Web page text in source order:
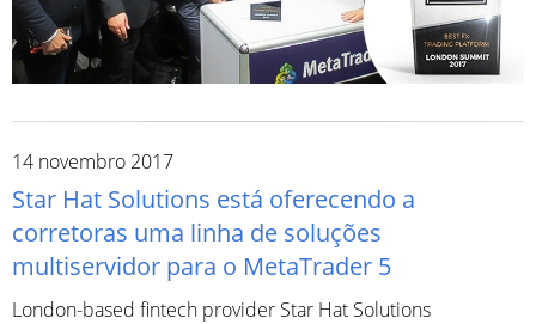
14 novembro 2017
Star Hat Solutions está oferecendo a
corretoras uma linha de soluções
multiservidor para o MetaTrader 5
London-based fintech provider Star Hat Solutions